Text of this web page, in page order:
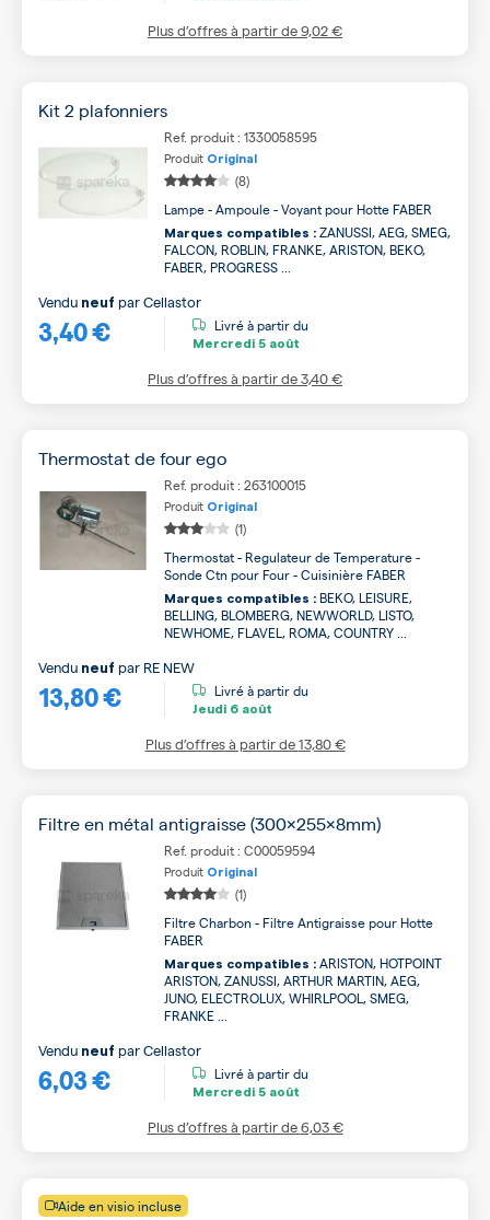
Plus d’offres à partir de9,02 €
Kit 2 plafonniers
Ref. produit : 1330058595
Produit Original
(8)
Lampe - Ampoule - Voyant pour Hotte FABER
Marques compatibles : ZANUSSI, AEG, SMEG,
FALCON, ROBLIN, FRANKE, ARISTON, BEKO,
FABER, PROGRESS ...
3,40 €
Vendu neuf parCellastor
Livré à partir du
Mercredi 5 août
Plus d’offres à partir de3,40 €
Thermostat de four ego
Ref. produit : 263100015
Produit Original
(1)
Thermostat - Regulateur de Temperature -
Sonde Ctn pour Four - Cuisinière FABER
Marques compatibles : BEKO, LEISURE,
BELLING, BLOMBERG, NEWWORLD, LISTO,
NEWHOME, FLAVEL, ROMA, COUNTRY ...
13,80 €
Vendu neuf par RE NEW
Livré à partir du
Jeudi 6 août
Plus d’offres à partir de13,80 €
Filtre en métal antigraisse (300x255x8mm)
Ref. produit : C00059594
Produit Original
(1)
Filtre Charbon - Filtre Antigraisse pour Hotte
FABER
Marques compatibles : ARISTON, HOTPOINT
ARISTON, ZANUSSI, ARTHUR MARTIN, AEG,
JUNO, ELECTROLUX, WHIRLPOOL, SMEG,
FRANKE ...
6,03 €
Vendu neuf parCellastor
Livré à partir du
Mercredi 5 août
Plus d’offres à partir de6,03 €
Aide en visio incluse